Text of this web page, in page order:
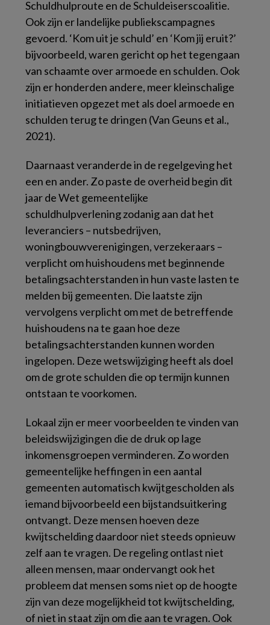
Schuldhulproute en de Schuldeiserscoalitie.
Ook zijn er landelijke publiekscampagnes
gevoerd. ‘Kom uit je schuld’ en ‘Kom jij eruit?’
bijvoorbeeld, waren gericht op het tegengaan
van schaamte over armoede en schulden. Ook
zijn er honderden andere, meer kleinschalige
initiatieven opgezet met als doel armoede en
schulden terug te dringen (Van Geuns et al.,
2021).
Daarnaast veranderde in de regelgeving het
een en ander. Zo paste de overheid begin dit
jaar de Wet gemeentelijke
schuldhulpverlening zodanig aan dat het
leveranciers – nutsbedrijven,
woningbouwverenigingen, verzekeraars –
verplicht om huishoudens met beginnende
betalingsachterstanden in hun vaste lasten te
melden bij gemeenten. Die laatste zijn
vervolgens verplicht om met de betreffende
huishoudens na te gaan hoe deze
betalingsachterstanden kunnen worden
ingelopen. Deze wetswijziging heeft als doel
om de grote schulden die op termijn kunnen
ontstaan te voorkomen.
Lokaal zijn er meer voorbeelden te vinden van
beleidswijzigingen die de druk op lage
inkomensgroepen verminderen. Zo worden
gemeentelijke heffingen in een aantal
gemeenten automatisch kwijtgescholden als
iemand bijvoorbeeld een bijstandsuitkering
ontvangt. Deze mensen hoeven deze
kwijtschelding daardoor niet steeds opnieuw
zelf aan te vragen. De regeling ontlast niet
alleen mensen, maar ondervangt ook het
probleem dat mensen soms niet op de hoogte
zijn van deze mogelijkheid tot kwijtschelding,
of niet in staat zijn om die aan te vragen. Ook